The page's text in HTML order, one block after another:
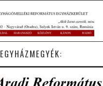
EGYHÁZMEGYÉK: